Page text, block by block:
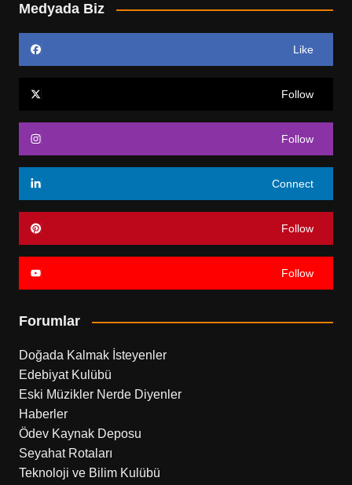
Medyada Biz
Like
Follow
Follow
Connect
Follow
Follow
Forumlar
Doğada Kalmak İsteyenler
Edebiyat Kulübü
Eski Müzikler Nerde Diyenler
Haberler
Ödev Kaynak Deposu
Seyahat Rotaları
Teknoloji ve Bilim Kulübü